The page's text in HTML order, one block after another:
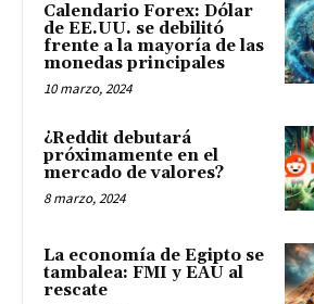
Calendario Forex: Dólar
de EE.UU. se debilitó
frente a la mayoría de las
monedas principales
10 marzo, 2024
¿Reddit debutará
próximamente en el
mercado de valores?
8 marzo, 2024
La economía de Egipto se
tambalea: FMI y EAU al
rescate